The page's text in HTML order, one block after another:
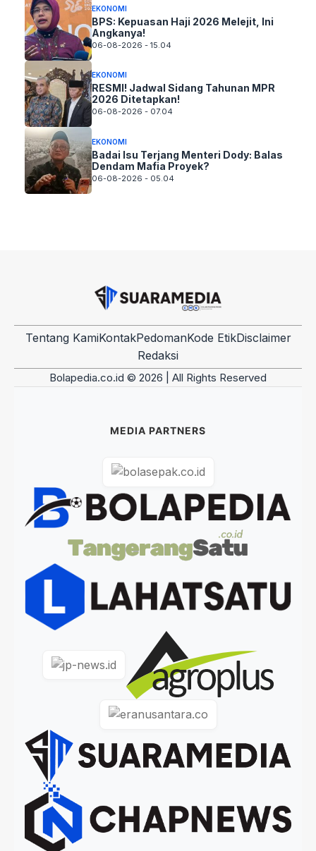
EKONOMI
BPS: Kepuasan Haji 2026 Melejit, Ini
Angkanya!
06-08-2026 - 15.04
EKONOMI
RESMI! Jadwal Sidang Tahunan MPR
2026 Ditetapkan!
06-08-2026 - 07.04
EKONOMI
Badai Isu Terjang Menteri Dody: Balas
Dendam Mafia Proyek?
06-08-2026 - 05.04
Tentang KamiKontakPedomanKode EtikDisclaimer
Redaksi
Bolapedia.co.id © 2026 | All Rights Reserved
MEDIA PARTNERS